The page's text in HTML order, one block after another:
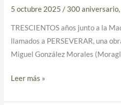
5 octubre 2025 / 300 aniversario,
TRESCIENTOS años junto a la
llamados a PERSEVERAR, una
Miguel González Morales
Centenario
2030)
Leer más »